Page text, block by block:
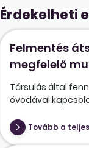
Érdekelheti
Felmentés
megfelelő
Társulás által
óvodával
Tovább a